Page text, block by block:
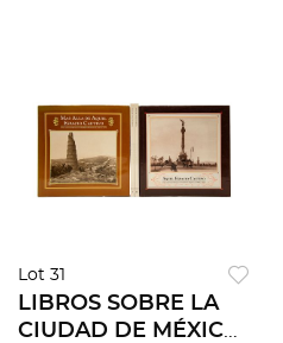
Lot 31
LIBROS SOBRE LA
CIUDAD DE MÉXICO.